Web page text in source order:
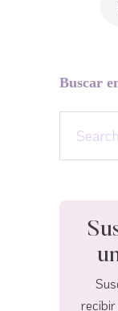
Buscar
recibir